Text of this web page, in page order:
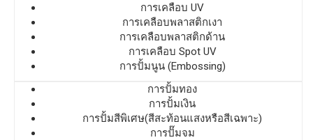
การเคลือบ UV
การเคลือบพลาสติกเงา
การเคลือบพลาสติกด้าน
การเคลือบ Spot UV
การปั้มนูน (Embossing)
การปั้มทอง
การปั้มเงิน
การปั้มสีพิเศษ(สีสะท้อนแสงหรือสีเฉพาะ)
การปั๊มจม